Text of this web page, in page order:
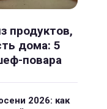
продуктов,
дома: 5
повара
2026: как